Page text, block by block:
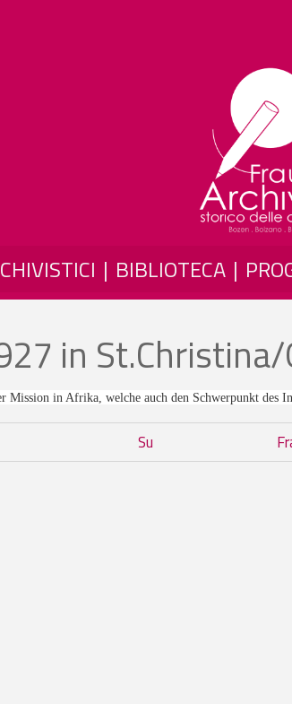
BIBLIOTECA
in
Mission in Afrika, welche auch den Schwerpunkt des
del book per
Su